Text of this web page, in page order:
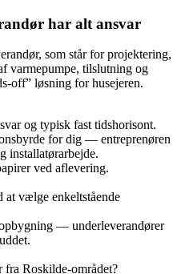
har alt ansvar
som står for projektering,
varmepumpe, tilslutning og
løsning for husejeren.
og typisk fast tidshorisont.
for dig — entreprenøren
installatørarbejde.
ved aflevering.
vælge enkeltstående
— underleverandører
fra Roskilde-området?